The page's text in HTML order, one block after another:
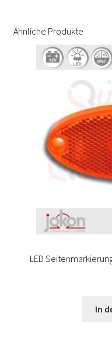
Ähnliche Produkte
LED
In